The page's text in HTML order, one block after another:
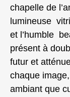
chapelle de
lumineuse
et l’humble
présent à
futur et
chaque
ambiant que